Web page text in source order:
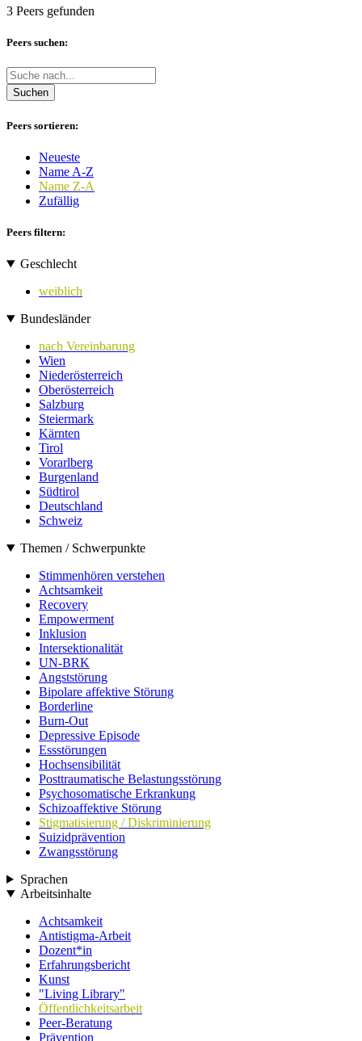
3 Peers gefunden
Peers suchen:
Suchen
Peers sortieren:
Neueste
Name A-Z
Name Z-A
Zufällig
Peers filtern:
Geschlecht
weiblich
Bundesländer
nach Vereinbarung
Wien
Niederösterreich
Oberösterreich
Salzburg
Steiermark
Kärnten
Tirol
Vorarlberg
Burgenland
Südtirol
Deutschland
Schweiz
Themen / Schwerpunkte
Stimmenhören verstehen
Achtsamkeit
Recovery
Empowerment
Inklusion
Intersektionalität
UN-BRK
Angststörung
Bipolare affektive Störung
Borderline
Burn-Out
Depressive Episode
Essstörungen
Hochsensibilität
Posttraumatische Belastungsstörung
Psychosomatische Erkrankung
Schizoaffektive Störung
Stigmatisierung / Diskriminierung
Suizidprävention
Zwangsstörung
Sprachen
Arbeitsinhalte
Achtsamkeit
Antistigma-Arbeit
Dozent*in
Erfahrungsbericht
Kunst
"Living Library"
Öffentlichkeitsarbeit
Peer-Beratung
Prävention